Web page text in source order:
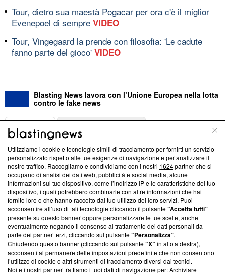
Tour, dietro sua maestà Pogacar per ora c'è il miglior
Evenepoel di sempre VIDEO
Tour, Vingegaard la prende con filosofia: 'Le cadute
fanno parte del gioco' VIDEO
Blasting News lavora con l’Unione Europea nella lotta
contro le fake news
ABOUT
Questa sezione offre informazioni trasparenti su Blasting
News, sui nostri processi editoriali e su come ci impegniamo a
creare news di qualità. Inoltre, afferma la nostra aderenza a
‘Trust Project - News with Integrity’Blasting News non è
ancora membro del programma, ma ha richiesto di farne
parte; Trust Project non ha ancora effettuato una verifica di
conformità agli standard.
Su di noi
Team editoriale
Utilizziamo i cookie e tecnologie simili di tracciamento per fornirti un servizio
personalizzato rispetto alle tue esigenze di navigazione e per analizzare il
nostro traffico. Raccogliamo e condividiamo con i nostri 1624partner che si
occupano di analisi dei dati web, pubblicità e social media, alcune
informazioni sul tuo dispositivo, come l’indirizzo IP e le caratteristiche del tuo
dispositivo, i quali potrebbero combinarle con altre informazioni che hai
fornito loro o che hanno raccolto dal tuo utilizzo dei loro servizi. Puoi
acconsentire all’uso di tali tecnologie cliccando il pulsante“Accetta tutti”
presente su questo banner oppure personalizzare le tue scelte, anche
eventualmente negando il consenso al trattamento dei dati personali da
parte dei partner terzi, cliccando sul pulsante“Personalizza”.
Chiudendo questo banner (cliccando sul pulsante“X”in alto a destra),
acconsenti al permanere delle impostazioni predefinite che non consentono
l’utilizzo di cookie o altri strumenti di tracciamento diversi dai tecnici.
Noi e i nostri partner trattiamo i tuoi dati di navigazione per: Archiviare